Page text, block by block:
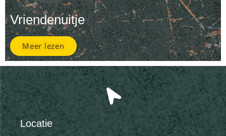
Vriendenuitje
Meer lezen
Locatie